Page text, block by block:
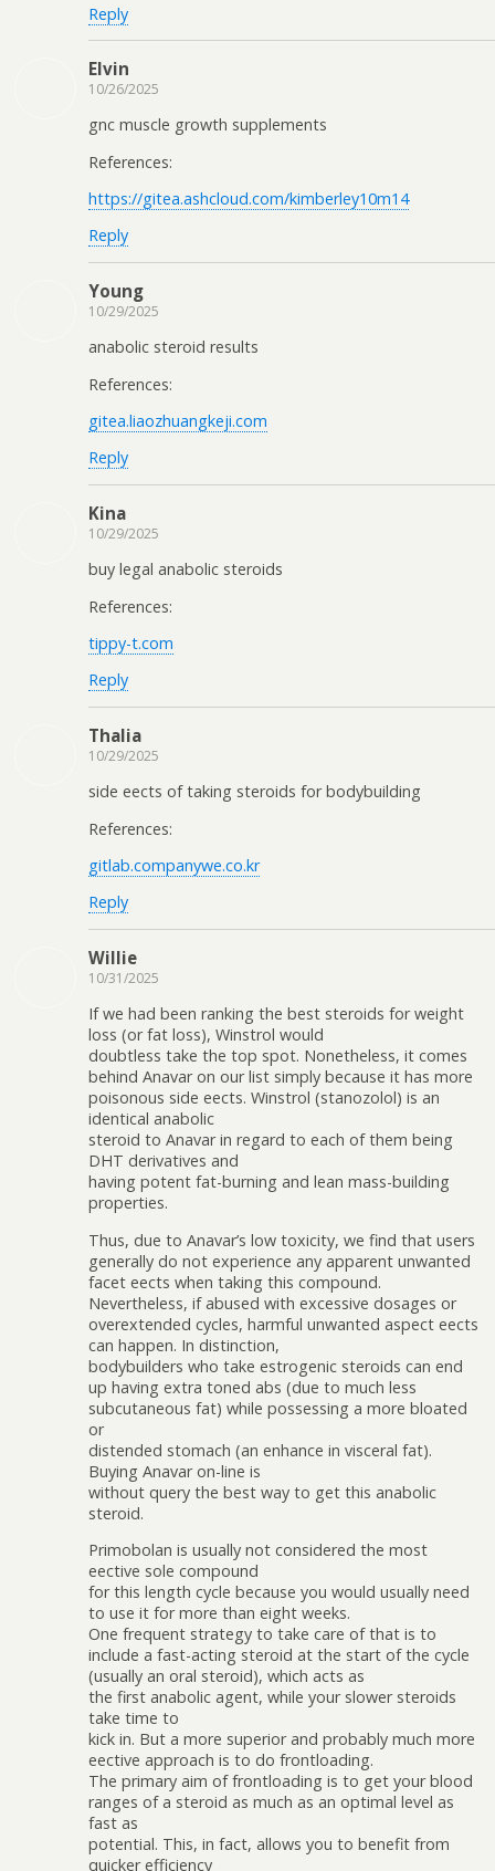
Reply
Elvin
10/26/2025
gnc muscle growth supplements
References:
https://gitea.ashcloud.com/kimberley10m14
Reply
Young
10/29/2025
anabolic steroid results
References:
gitea.liaozhuangkeji.com
Reply
Kina
10/29/2025
buy legal anabolic steroids
References:
tippy-t.com
Reply
Thalia
10/29/2025
side effects of taking steroids for bodybuilding
References:
gitlab.companywe.co.kr
Reply
Willie
10/31/2025
If we had been ranking the best steroids for weight
loss (or fat loss), Winstrol would
doubtless take the top spot. Nonetheless, it comes
behind Anavar on our list simply because it has more
poisonous side effects. Winstrol (stanozolol) is an
identical anabolic
steroid to Anavar in regard to each of them being
DHT derivatives and
having potent fat-burning and lean mass-building
properties.
Thus, due to Anavar’s low toxicity, we find that users
generally do not experience any apparent unwanted
facet effects when taking this compound.
Nevertheless, if abused with excessive dosages or
overextended cycles, harmful unwanted aspect effects
can happen. In distinction,
bodybuilders who take estrogenic steroids can end
up having extra toned abs (due to much less
subcutaneous fat) while possessing a more bloated
or
distended stomach (an enhance in visceral fat).
Buying Anavar on-line is
without query the best way to get this anabolic
steroid.
Primobolan is usually not considered the most
effective sole compound
for this length cycle because you would usually need
to use it for more than eight weeks.
One frequent strategy to take care of that is to
include a fast-acting steroid at the start of the cycle
(usually an oral steroid), which acts as
the first anabolic agent, while your slower steroids
take time to
kick in. But a more superior and probably much more
effective approach is to do frontloading.
The primary aim of frontloading is to get your blood
ranges of a steroid as much as an optimal level as
fast as
potential. This, in fact, allows you to benefit from
quicker efficiency